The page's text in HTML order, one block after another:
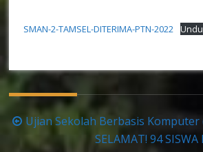
SMAN-2-TAMSEL-DITERIMA-PTN-2022
Navigasi
pos
Ujian Sekolah Berbasis Komputer
SELAMAT! 94